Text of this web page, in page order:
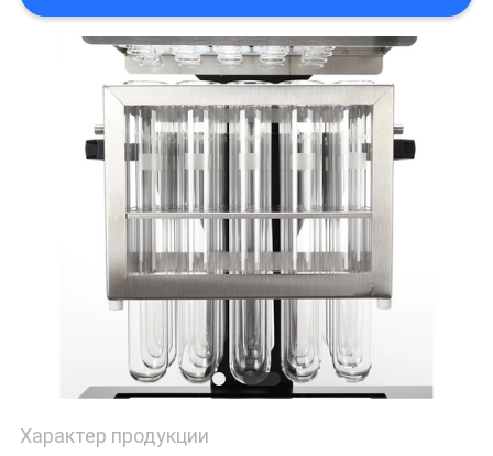
Характер продукции